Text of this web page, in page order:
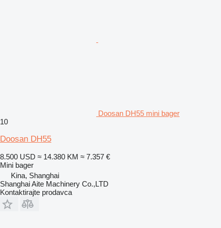
Doosan DH55 mini bager
10
Doosan DH55
8.500 USD ≈ 14.380 KM ≈ 7.357 €
Mini bager
Kina, Shanghai
Shanghai Aite Machinery Co.,LTD
Kontaktirajte prodavca